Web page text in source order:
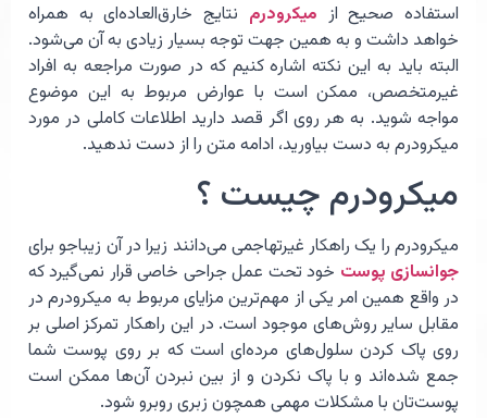
استفاده صحیح از میکرودرم نتایج خارق‌العاده‌ای به همراه
خواهد داشت و به همین جهت توجه بسیار زیادی به آن می‌شود.
البته باید به این نکته اشاره کنیم که در صورت مراجعه به افراد
غیرمتخصص، ممکن است با عوارض مربوط به این موضوع
مواجه شوید. به هر روی اگر قصد دارید اطلاعات کاملی در مورد
میکرودرم به دست بیاورید، ادامه متن را از دست ندهید.
میکرودرم چیست ؟
میکرودرم را یک راهکار غیرتهاجمی می‌دانند زیرا در آن زیباجو برای
جوانسازی پوست خود تحت عمل جراحی خاصی قرار نمی‌گیرد که
در واقع همین امر یکی از مهم‌ترین مزایای مربوط به میکرودرم در
مقابل سایر روش‌های موجود است. در این راهکار تمرکز اصلی بر
روی پاک کردن سلول‌های مرده‌ای است که بر روی پوست شما
جمع شده‌اند و با پاک‌ نکردن و از بین نبردن آن‌ها ممکن است
پوست‌تان با مشکلات مهمی همچون زبری روبرو شود.